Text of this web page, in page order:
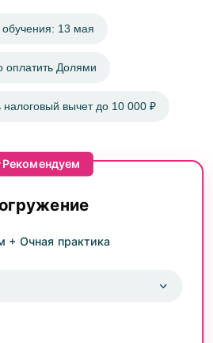
обучения: 13 мая
оплатить Долями
вычет до 10 000 ₽
Рекомендуем
+ Очная практика
хотят начать с нуля под